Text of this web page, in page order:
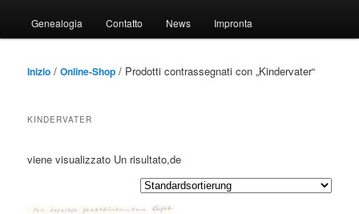
Genealogia Contatto News Impronta
Inizio /Online-Shop / Prodotti contrassegnati con „Kindervater“
KINDERVATER
viene visualizzato Un risultato,de